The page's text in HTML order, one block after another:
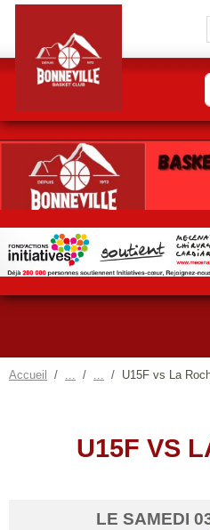
Accueil U15F vs La
U15F VS
LE SAMEDI